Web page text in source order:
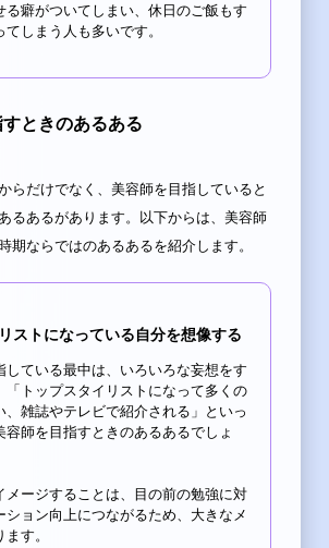
る癖がついてしまい、休日のご飯もす
てしまう人も多いです。
ときのあるある
らだけでなく、美容師を目指していると
るあるがあります。以下からは、美容師
期ならではのあるあるを紹介します。
ストになっている自分を想像する
している最中は、いろいろな妄想をす
「トップスタイリストになって多くの
、雑誌やテレビで紹介される」といっ
容師を目指すときのあるあるでしょ
メージすることは、目の前の勉強に対
ション向上につながるため、大きなメ
す。